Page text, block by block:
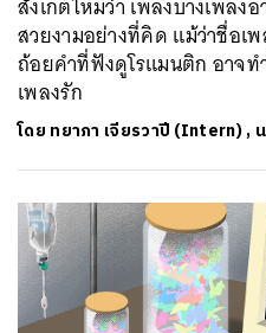
สวยงามอย่างที่คิด แม้ว่าชื่อเ
ถ้อยคำที่ฟังดูโรแมนติก อาจท
เพลงรัก
โดย ทยาภา เจียรวาปี (Intern),